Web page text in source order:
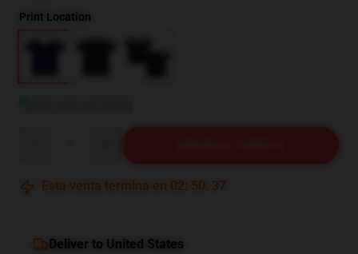
Print Location
Esta venta termina en 02: 50: 36
Deliver to United States